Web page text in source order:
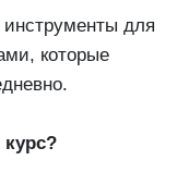
инструменты для
которые